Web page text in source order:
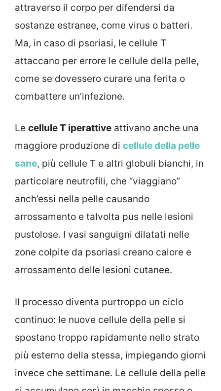
attraverso il corpo per difendersi da
sostanze estranee, come virus o batteri.
Ma, in caso di psoriasi, le cellule T
attaccano per errore le cellule della pelle,
come se dovessero curare una ferita o
combattere un’infezione.
Le cellule T iperattive attivano anche una
maggiore produzione di cellule della pelle
sane, più cellule T e altri globuli bianchi, in
particolare neutrofili, che “viaggiano”
anch’essi nella pelle causando
arrossamento e talvolta pus nelle lesioni
pustolose. I vasi sanguigni dilatati nelle
zone colpite da psoriasi creano calore e
arrossamento delle lesioni cutanee.
Il processo diventa purtroppo un ciclo
continuo: le nuove cellule della pelle si
spostano troppo rapidamente nello strato
più esterno della stessa, impiegando giorni
invece che settimane. Le cellule della pelle